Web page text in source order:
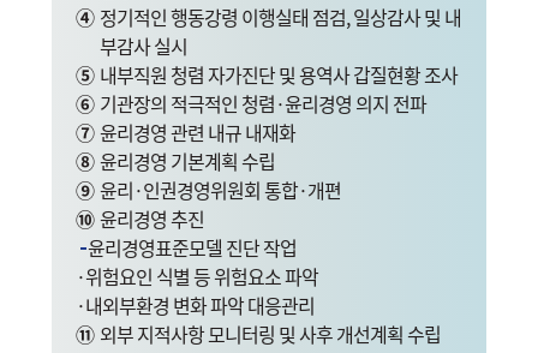
④ 정기적인 행동강령 이행실태 점검, 일상감사 및 내
부감사 실시
⑤ 내부직원 청렴 자가진단 및 용역사 갑질현황 조사
⑥ 기관장의 적극적인 청렴·윤리경영 의지 전파
⑦ 윤리경영 관련 내규 내재화
⑧ 윤리경영 기본계획 수립
⑨ 윤리·인권경영위원회 통합·개편
⑩ 윤리경영 추진
윤리경영표준모델 진단 작업
·위험요인 식별 등 위험요소 파악
·내외부환경 변화 파악 대응관리
⑪ 외부 지적사항 모니터링 및 사후 개선계획 수립